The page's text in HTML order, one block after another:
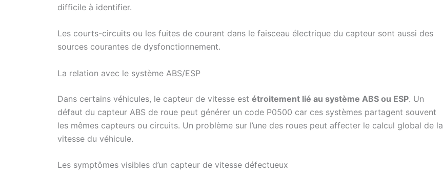
difficile à identifier.
Les courts-circuits ou les fuites de courant dans le faisceau électrique du capteur sont aussi des
sources courantes de dysfonctionnement.
La relation avec le système ABS/ESP
Dans certains véhicules, le capteur de vitesse est étroitement lié au système ABS ou ESP. Un
défaut du capteur ABS de roue peut générer un code P0500 car ces systèmes partagent souvent
les mêmes capteurs ou circuits. Un problème sur l’une des roues peut affecter le calcul global de la
vitesse du véhicule.
Les symptômes visibles d’un capteur de vitesse défectueux